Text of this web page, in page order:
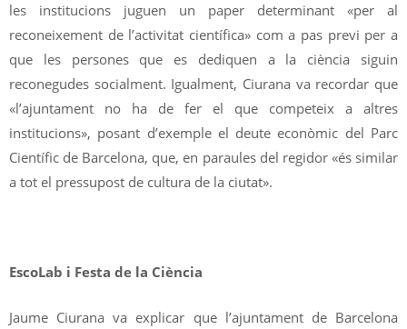
les institucions juguen un paper determinant «per al
reconeixement de l’activitat científica» com a pas previ per a
que les persones que es dediquen a la ciència siguin
reconegudes socialment. Igualment, Ciurana va recordar que
«l’ajuntament no ha de fer el que competeix a altres
institucions», posant d’exemple el deute econòmic del Parc
Científic de Barcelona, que, en paraules del regidor «és similar
a tot el pressupost de cultura de la ciutat».
EscoLab i Festa de la Ciència
Jaume Ciurana va explicar que l’ajuntament de Barcelona